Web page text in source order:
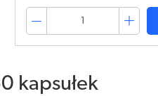
kapsułek